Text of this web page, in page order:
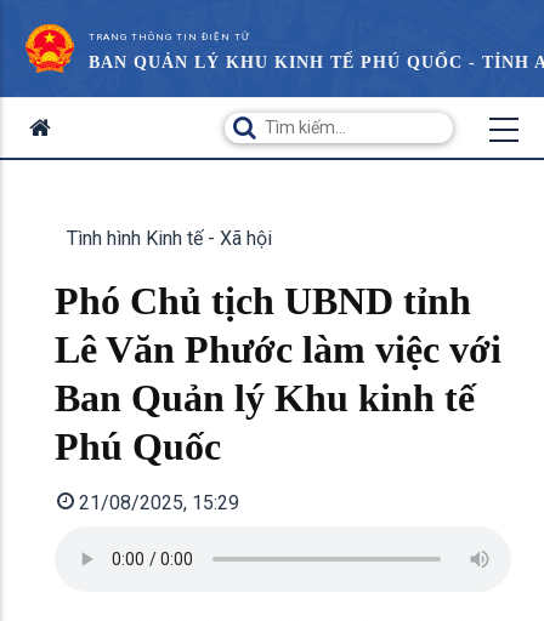
TRANG THÔNG TIN ĐIỆN TỬ
BAN QUẢN LÝ KHU KINH TẾ PHÚ QUỐC - TỈNH
Tình hình Kinh tế - Xã hội
Phó Chủ tịch UBND tỉnh
Lê Văn Phước làm việc với
Ban Quản lý Khu kinh tế
Phú Quốc
21/08/2025, 15:29